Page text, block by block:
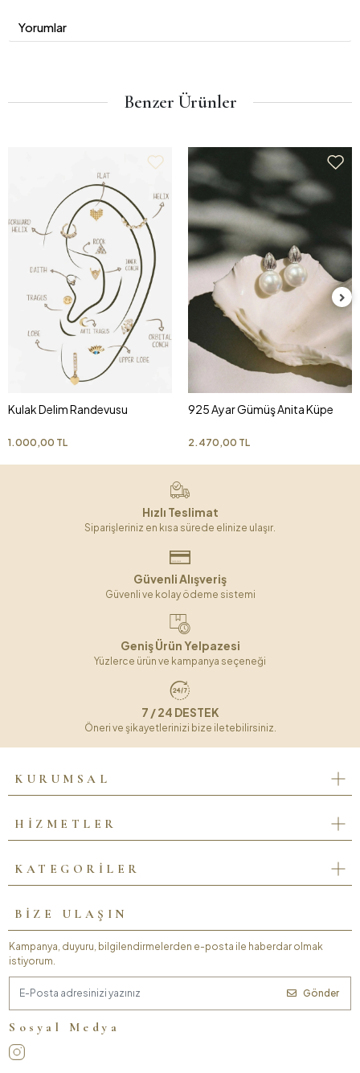
Yorumlar
Benzer Ürünler
Kulak Delim Randevusu
1.000,00 TL
925 Ayar Gümüş Anita Küpe
2.470,00 TL
Hızlı Teslimat
Siparişleriniz en kısa sürede elinize ulaşır.
Güvenli Alışveriş
Güvenli ve kolay ödeme sistemi
Geniş Ürün Yelpazesi
Yüzlerce ürün ve kampanya seçeneği
7 / 24 DESTEK
Öneri ve şikayetlerinizi bize iletebilirsiniz.
KURUMSAL
HİZMETLER
KATEGORİLER
BİZE ULAŞIN
Kampanya, duyuru, bilgilendirmelerden e-posta ile haberdar olmak
istiyorum.
Gönder
Sosyal Medya